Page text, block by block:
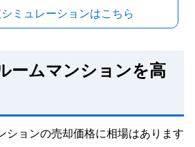
ミュレーションはこちら
ームマンションを高
ションの売却価格に相場はあります